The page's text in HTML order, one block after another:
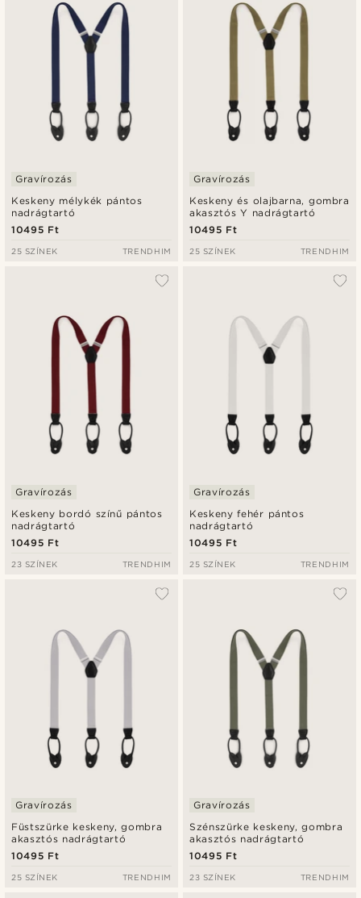
Keskeny mélykék pántos
nadrágtartó
Gravírozás
10495 Ft
25 SZÍNEK TRENDHIM
Keskeny és olajbarna, gombra
akasztós Y nadrágtartó
Gravírozás
10495 Ft
25 SZÍNEK TRENDHIM
Keskeny bordó színű pántos
nadrágtartó
Gravírozás
10495 Ft
23 SZÍNEK TRENDHIM
Keskeny fehér pántos
nadrágtartó
Gravírozás
10495 Ft
25 SZÍNEK TRENDHIM
Füstszürke keskeny, gombra
akasztós nadrágtartó
Gravírozás
10495 Ft
25 SZÍNEK TRENDHIM
Szénszürke keskeny, gombra
akasztós nadrágtartó
Gravírozás
10495 Ft
23 SZÍNEK TRENDHIM